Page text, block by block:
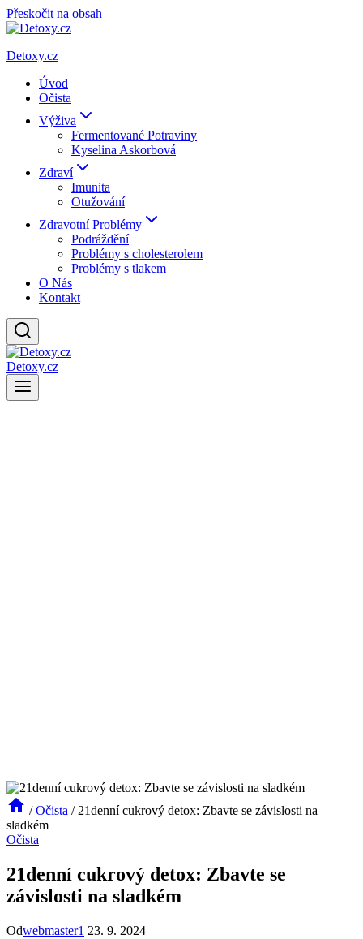
Přeskočit na obsah
Detoxy.cz
Úvod
Očista
Výživa
Fermentované Potraviny
Kyselina Askorbová
Zdraví
Imunita
Otužování
Zdravotní Problémy
Podráždění
Problémy s cholesterolem
Problémy s tlakem
O Nás
Kontakt
Detoxy.cz
/ Očista / 21denní cukrový detox: Zbavte se závislosti na
sladkém
Očista
21denní cukrový detox: Zbavte se
závislosti na sladkém
Odwebmaster1 23. 9. 2024